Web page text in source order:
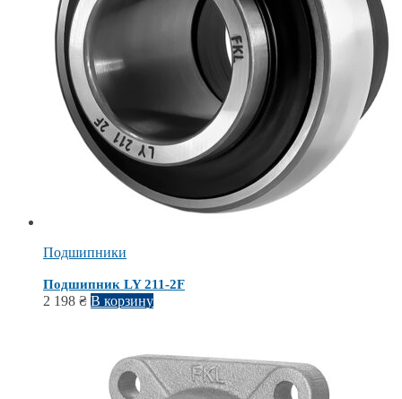
Подшипники
Подшипник LY 211-2F
2 198 ₴ В корзину